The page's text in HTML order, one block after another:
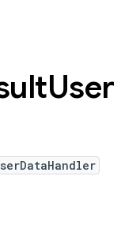
User